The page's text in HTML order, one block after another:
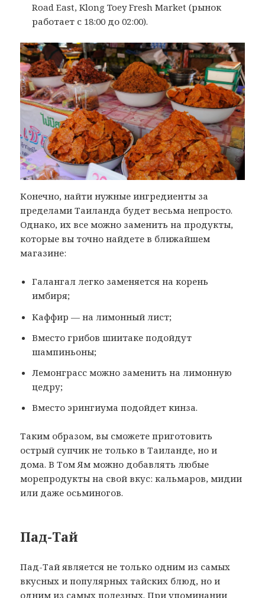
Road East, Klong Toey Fresh Market (рынок
работает с 18:00 до 02:00).
Конечно, найти нужные ингредиенты за
пределами Таиланда будет весьма непросто.
Однако, их все можно заменить на продукты,
которые вы точно найдете в ближайшем
магазине:
Галангал легко заменяется на корень
имбиря;
Каффир — на лимонный лист;
Вместо грибов шиитаке подойдут
шампиньоны;
Лемонграсс можно заменить на лимонную
цедру;
Вместо эрингиума подойдет кинза.
Таким образом, вы сможете приготовить
острый супчик не только в Таиланде, но и
дома. В Том Ям можно добавлять любые
морепродукты на свой вкус: кальмаров, мидии
или даже осьминогов.
Пад-Тай
Пад-Тай является не только одним из самых
вкусных и популярных тайских блюд, но и
одним из самых полезных. При упоминании